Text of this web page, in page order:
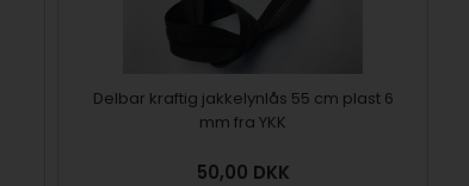
Delbar kraftig jakkelynlås 55 cm plast 6
mm fra YKK
50,00 DKK